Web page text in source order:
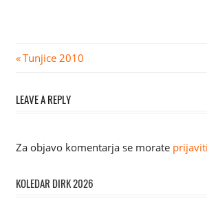
Navigacija
Previous
Tunjice 2010
LEAVE A REPLY
Za objavo komentarja se morate prijaviti
KOLEDAR DIRK 2026